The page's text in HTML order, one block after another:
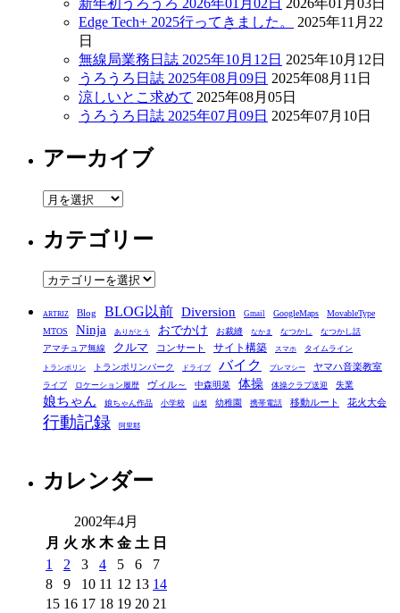
Edge Tech+ 2025行ってきました。
2025年11月22
日
無線局業務日誌 2025年10月12日 2025年10月12日
うろうろ日誌 2025年08月09日 2025年08月11日
涼しいとこ求めて 2025年08月05日
うろうろ日誌 2025年07月09日 2025年07月10日
アーカイブ
ア
カ
イ
ブ
カテゴリー
カ
ゴ
リ
ー
ARTRIZ Blog BLOG以前 Diversion Gmail GoogleMaps
MovableType
MTOS
Ninja ありがとう おでかけ お裁縫 なかま なつかし なつかし話
アマチュア無線 クルマ コンサート サイト構築 スマホ タイムライン
トランポリン トランポリンパーク ドライブ バイク プレマシー ヤマハ音楽教室
ライブ ロケーション履歴 ヴィル～ 中森明菜 体操 体操クラブ送迎 失業
娘ちゃん 娘ちゃん作品 小学校 山梨 幼稚園 携帯電話 移動ルート 花火大会
行動記録 阿里耶
カレンダー
2002年4月
月 火 水 木 金 土 日
1
2 3 4 5 6
7
8
9 10 11 12 13 14
15 16 17 18 19 20 21